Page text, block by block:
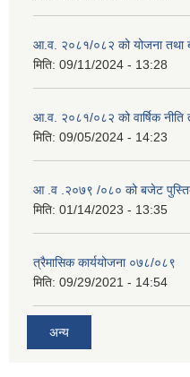
आ.व. २०८१/०८२ को योजना तथा
मिति: 09/11/2024 - 13:28
आ.व. २०८१/०८२ को वार्षिक नीति
मिति: 09/05/2024 - 14:23
आ .व .२०७९ /०८० को बजेट
मिति: 01/14/2023 - 13:35
त्रैमासिक कार्ययोजना ०७८/०८९
मिति: 09/29/2021 - 14:54
अन्य